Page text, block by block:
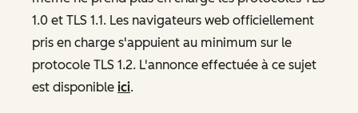
1.0 et TLS 1.1. Les navigateurs web officiellement
pris en charge s'appuient au minimum sur le
protocole TLS 1.2. L'annonce effectuée à ce sujet
est disponible ici.